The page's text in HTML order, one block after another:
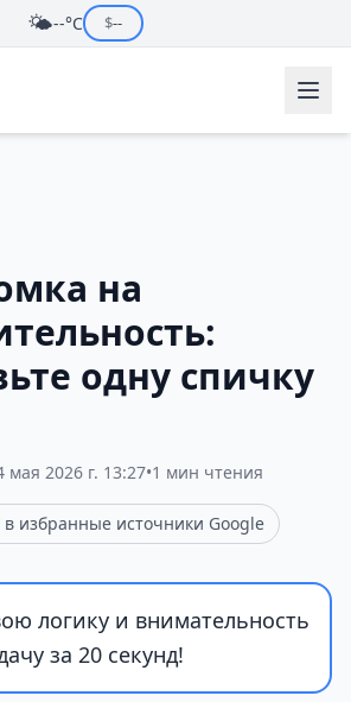
🌤️--°C $--
на
одну спичку
мая 2026 г. 13:27•1 мин чтения
в избранные источники Google
логику и внимательность
за 20 секунд!